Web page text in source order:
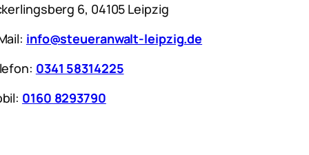
6, 04105 Leipzig
info@steueranwalt-leipzig.de
0341 58314225
0160 8293790